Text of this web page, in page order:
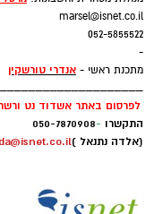
marsel@isnet.co.il
052-5855522
-
מתכנת ראשי - אנדרי טורשקין
לפרסום באתר אשדוד נט
התקשרו -
050-7870908
(אלדה נתנאל )